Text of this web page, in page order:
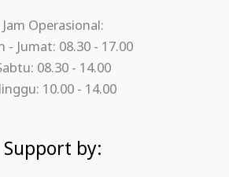
Jam Operasional:
- Jumat: 08.30 - 17.00
08.30 - 14.00
10.00 - 14.00
Support by: